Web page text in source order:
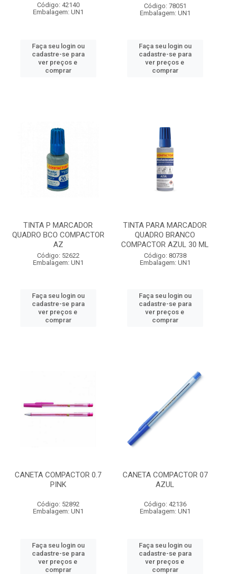
Código: 42140
Embalagem: UN1
Faça seu login ou
cadastre-se para
ver preços e
comprar
Código: 78051
Embalagem: UN1
Faça seu login ou
cadastre-se para
ver preços e
comprar
TINTA P MARCADOR
QUADRO BCO COMPACTOR
AZ
Código: 52622
Embalagem: UN1
Faça seu login ou
cadastre-se para
ver preços e
comprar
TINTA PARA MARCADOR
QUADRO BRANCO
COMPACTOR AZUL 30 ML
Código: 80738
Embalagem: UN1
Faça seu login ou
cadastre-se para
ver preços e
comprar
CANETA COMPACTOR 0.7
PINK
Código: 52892
Embalagem: UN1
Faça seu login ou
cadastre-se para
ver preços e
comprar
CANETA COMPACTOR 07
AZUL
Código: 42136
Embalagem: UN1
Faça seu login ou
cadastre-se para
ver preços e
comprar